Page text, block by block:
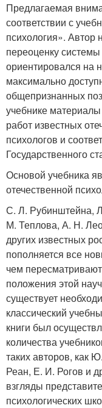
Предлагаемая
соответствии с
психология». Автор
переоценку системы
ориентировался на
максимально
общепризнанных
учебнике
работ известных
психологов и
Государственного
Основой учебника
отечественной
С. Л. Рубинштейна,
М. Теплова, А. Н.
других известных
пополняется все
чем
положения этой
существует
классический
книги был
количества
таких авторов, как
Реан, Е. И. Рогов и
взгляды
психологических